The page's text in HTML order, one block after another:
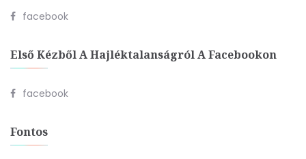
facebook
Első Kézből A Hajléktalanságról A Facebookon
facebook
Fontos